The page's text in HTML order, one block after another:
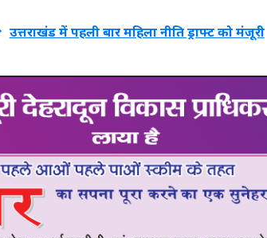
उत्तराखंड में पहली बार महिला नीति ड्राफ्ट को मंजूरी